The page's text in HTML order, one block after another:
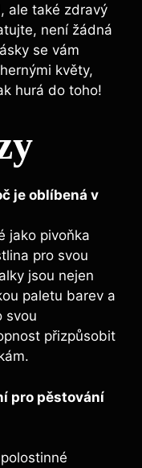
ale také zdravý
není žádná
se ​vám
květy,
hurá do‍ toho!
je oblíbená ​v
jako ‍pivoňka
‌pro svou‌
jsou⁤ nejen
paletu barev a
svou
přizpůsobit
pro pěstování